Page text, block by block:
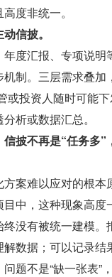
度非统一。
信披。
度汇报、专项说明
制。三层需求叠加
投资人随时可能
析或数据汇总。
信披不再是“任务多”
案难以应对的根本
中，这种现象高度
没有被统一建模。
数据；可以记录结
题不是“缺一张表”